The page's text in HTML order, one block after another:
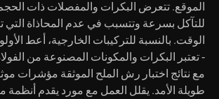
الموقع. تتعرض البكرات والمفصلات ذات
للتآكل بسرعة وتتسبب في عدم المحاذاة التي
الوقت. بالنسبة للتركيبات الخارجية، أعط
- تعتبر البكرات والمكونات المصنوعة من
مع نتائج اختبار رش الملح الموثقة مؤشرات
طويلة الأمد. يقلل العمل مع مورد يقدم أنظمة